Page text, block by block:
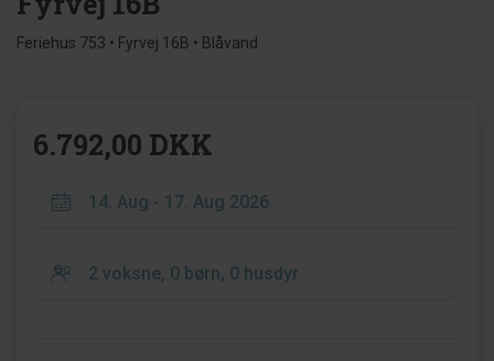
Feriehus 753 • Fyrvej 16B • Blåvand
6.792,00 DKK